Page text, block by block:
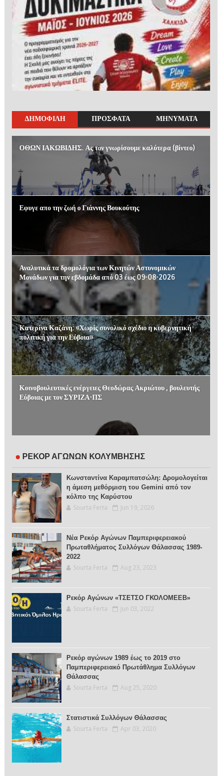
ΔΗΜΟΦΙΛΗ ΠΡΟΣΦΑΤΑ ΜΗΝΥΜΑΤΑ
ΟΘΩΝ ΙΑΚΩΒΙΔΗΣ. Ας τον γνωρίσουμε καλύτερα (βίντεο)
Εφυγε απο την ζωή ο Γιάννης Βουκούτης
Αναλυτικά τα δρομολόγια των Κινητών Αστυνομικών
Μονάδων για την εβδομάδα από 03 έως 09-08-2026
Κατερίνα Καζάνη: «Χωρίς συνολικό σχέδιο η κυβερνητική
πολιτική για την Εύβοια»
Κοινοβουλευτικές ενέργειες Θεοδώρας Ακριώτου , βουλευτής
Εύβοιας με τον ΣΥΡΙΖΑ-ΠΣ
ΡΕΚΟΡ ΑΓΩΝΩΝ ΚΟΛΥΜΒΗΣΗΣ
Κωνσταντίνα Καραμπατσώλη: Δρομολογείται
η άμεση μεθόρμιση του Gemini από τον
κόλπο της Καρύστου
Sourta Ferta Jun 19, 2026
Νέα Ρεκόρ Αγώνων Παμπεριφερειακού
Πρωταθλήματος Συλλόγων Θάλασσας 1989-
2022
Sourta Ferta Aug 23, 2023
Ρεκόρ Αγώνων «ΤΣΕΤΣΟ ΓΚΟΛΟΜΕΕΒ»
Sourta Ferta Jun 03, 2022
Ρεκόρ αγώνων 1989 έως το 2019 στο
Παμπεριφερειακό Πρωτάθλημα Συλλόγων
Θάλασσας
Sourta Ferta Aug 25, 2020
Στατιστικά Συλλόγων Θάλασσας
Sourta Ferta Apr 03, 2020